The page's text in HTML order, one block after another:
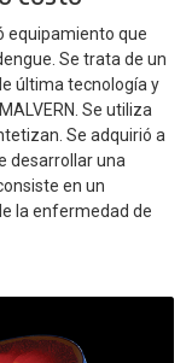
equipamiento que
Se trata de un
última tecnología y
Se utiliza
Se adquirió a
desarrollar una
en un
la enfermedad de